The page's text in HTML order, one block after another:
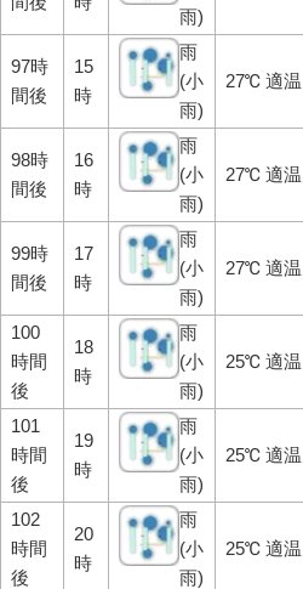
雨)
97時
間後
15
時
雨
(小
雨)
27℃ 適温
98時
間後
16
時
雨
(小
雨)
27℃ 適温
99時
間後
17
時
雨
(小
雨)
27℃ 適温
100
時間
後
18
時
雨
(小
雨)
25℃ 適温
101
時間
後
19
時
雨
(小
雨)
25℃ 適温
102
時間
後
20
時
雨
(小
雨)
25℃ 適温